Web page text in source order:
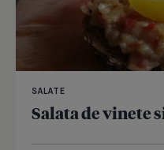
SALATE
Salata de vinete